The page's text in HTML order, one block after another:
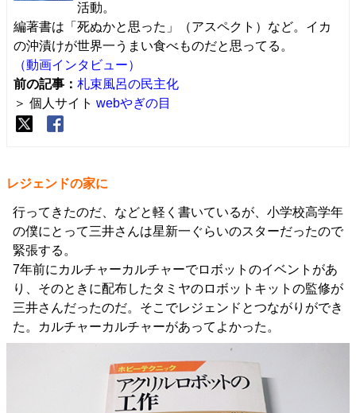
活動。
編著書は「死ぬかと思った」（アスペクト）など。イカ
の沖漬けが世界一うまい食べものだと思ってる。
（動画インタビュー）
前の記事： 札束風呂の民主化
＞ 個人サイト webやぎの目
レジェンドの家に
行ってきたのだ、などと軽く書いているが、小学校高学年
の僕にとって三井さんは星新一ぐらいのスターだったので
緊張する。
7年前にカルチャーカルチャーでロボットのイベントがあ
り、そのときに配布したタミヤのロボットキットの監修が
三井さんだったのだ。そこでレジェンドとつながりができ
た。カルチャーカルチャーがあってよかった。